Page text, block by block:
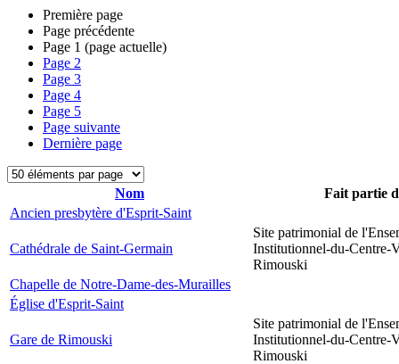
Première page
Page précédente
Page 1 (page actuelle)
Page 2
Page 3
Page 4
Page 5
Page suivante
Dernière page
Nom
Fait partie
Ancien presbytère d'Esprit-Saint
Cathédrale de Saint-Germain
Site patrimonial de
Institutionnel-du-Centre-
Rimouski
Chapelle de Notre-Dame-des-Murailles
Église d'Esprit-Saint
Gare de Rimouski
Site patrimonial de
Institutionnel-du-Centre-
Rimouski